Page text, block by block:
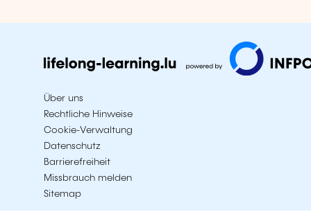
Über uns
Rechtliche Hinweise
Cookie-Verwaltung
Datenschutz
Barrierefreiheit
Missbrauch melden
Sitemap